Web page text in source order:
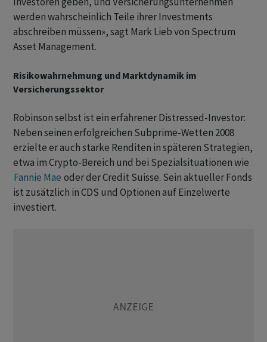
werden wahrscheinlich Teile ihrer Investments
abschreiben müssen», sagt Mark Lieb von Spectrum
Asset Management.
Risikowahrnehmung und Marktdynamik im
Versicherungssektor
Robinson selbst ist ein erfahrener Distressed-Investor:
Neben seinen erfolgreichen Subprime-Wetten 2008
erzielte er auch starke Renditen in späteren Strategien,
etwa im Crypto-Bereich und bei Spezialsituationen wie
Fannie Mae oder der Credit Suisse. Sein aktueller Fonds
ist zusätzlich in CDS und Optionen auf Einzelwerte
investiert.